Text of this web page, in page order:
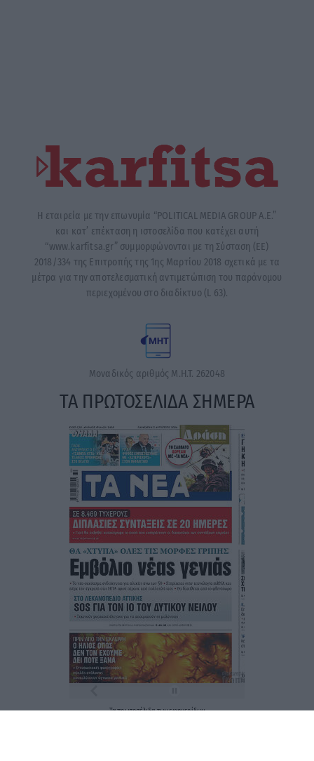
Η εταιρεία με την επωνυμία “POLITICAL MEDIA GROUP A.E.”
και κατ’ επέκταση η ιστοσελίδα που κατέχει αυτή
“www.karfitsa.gr” συμμορφώνονται με τη Σύσταση (ΕΕ)
2018/334 της Επιτροπής της 1ης Μαρτίου 2018 σχετικά με τα
μέτρα για την αποτελεσματική αντιμετώπιση του παράνομου
περιεχομένου στο διαδίκτυο (L 63).
Μοναδικός αριθμός Μ.Η.Τ. 262048
ΤΑ ΠΡΩΤΟΣΕΛΙΔΑ ΣΗΜΕΡΑ
Ταπρωτοσέλιδατωνεφημερίδων